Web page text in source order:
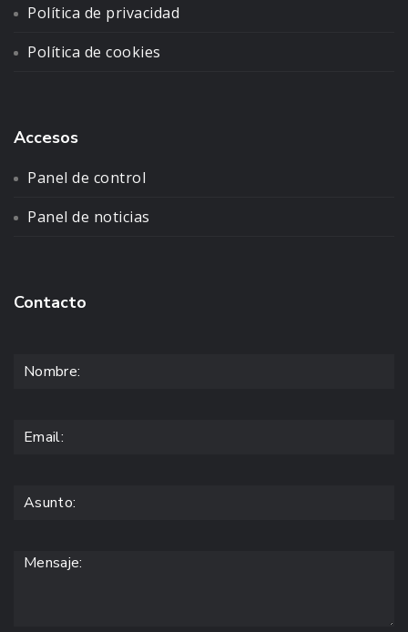
Política de privacidad
Política de cookies
Accesos
Panel de control
Panel de noticias
Contacto